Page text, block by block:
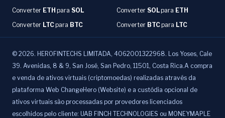
Converter ETH para SOL Converter SOLpara ETH
Converter LTCpara BTC Converter BTCpara LTC
© 2026. HEROFINTECHS LIMITADA, 4062001322968. Los Yoses, Cale
39. Avenidas, 8 & 9, San José, San Pedro, 11501, Costa Rica.A compra
e venda de ativos virtuais (criptomoedas) realizadas através da
plataforma Web ChangeHero (Website) e a custódia opcional de
ativos virtuais são processadas por provedores licenciados
escolhidos pelo cliente: UAB FINCH TECHNOLOGIES ou MONEYMAPLE